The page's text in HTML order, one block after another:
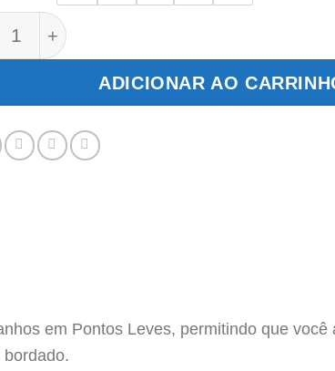
1° Natal quantidade
ADICIONAR AO
em Pontos Leves, permitindo que você